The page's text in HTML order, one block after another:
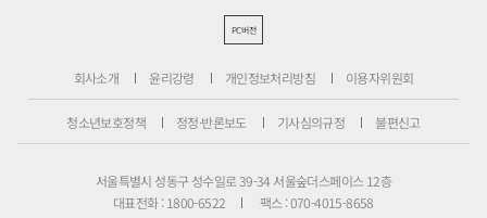
PC버전
회사소개 윤리강령 개인정보처리방침 이용자위원회
청소년보호정책 정정·반론보도 기사심의규정 불편신고
서울특별시 성동구 성수일로 39-34 서울숲더스페이스 12층
대표전화 : 1800-6522
팩스 : 070-4015-8658